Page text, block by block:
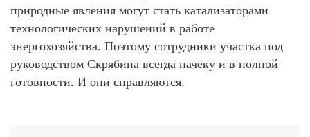
природные явления могут стать катализаторами
технологических нарушений в работе
энергохозяйства. Поэтому сотрудники участка под
руководством Скрябина всегда начеку и в полной
готовности. И они справляются.